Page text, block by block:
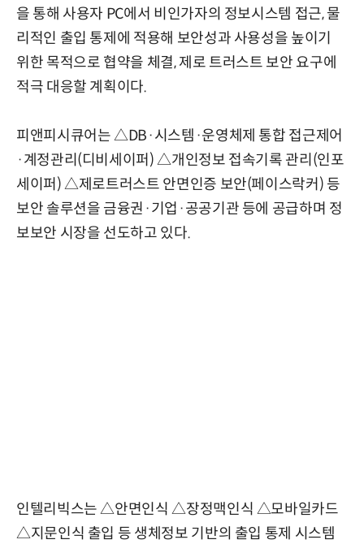
을 통해 사용자 PC에서 비인가자의 정보시스템 접근, 물
리적인 출입 통제에 적용해 보안성과 사용성을 높이기
위한 목적으로 협약을 체결, 제로 트러스트 보안 요구에
적극 대응할 계획이다.
피앤피시큐어는 △DB·시스템·운영체제 통합 접근제어
·계정관리(디비세이퍼) △개인정보 접속기록 관리(인포
세이퍼) △제로트러스트 안면인증 보안(페이스락커) 등
보안 솔루션을 금융권·기업·공공기관 등에 공급하며 정
보보안 시장을 선도하고 있다.
인텔리빅스는 △안면인식 △장정맥인식 △모바일카드
△지문인식 출입 등 생체정보 기반의 출입 통제 시스템